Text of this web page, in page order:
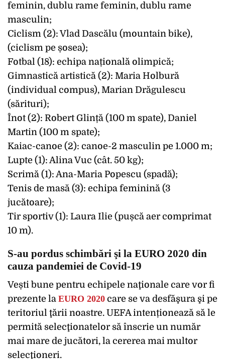
feminin, dublu rame feminin, dublu rame
masculin;
Ciclism (2): Vlad Dascălu (mountain bike),
(ciclism pe șosea);
Fotbal (18): echipa națională olimpică;
Gimnastică artistică (2): Maria Holbură
(individual compus), Marian Drăgulescu
(sărituri);
Înot (2): Robert Glință (100 m spate), Daniel
Martin (100 m spate);
Kaiac-canoe (2): canoe-2 masculin pe 1.000 m;
Lupte (1): Alina Vuc (cât. 50 kg);
Scrimă (1): Ana-Maria Popescu (spadă);
Tenis de masă (3): echipa feminină (3
jucătoare);
Tir sportiv (1): Laura Ilie (pușcă aer comprimat
10 m).
S-au pordus schimbări şi la EURO 2020 din
cauza pandemiei de Covid-19
Vești bune pentru echipele naţionale care vor fi
prezente la EURO 2020 care se va desfăşura şi pe
teritoriul ţării noastre. UEFA intenționează să le
permită selecţionatelor să înscrie un număr
mai mare de jucători, la cererea mai multor
selecţioneri.